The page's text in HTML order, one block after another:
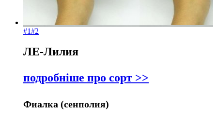
#1#2
ЛЕ-Лилия
подробніше про сорт >>
Фиалка (сенполия)